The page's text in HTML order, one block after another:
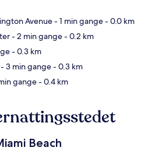
Avenue- 1 min gange- 0.0 km
- 2 min gange- 0.2 km
- 0.3 km
- 3 min gange- 0.3 km
gange- 0.4 km
Beach